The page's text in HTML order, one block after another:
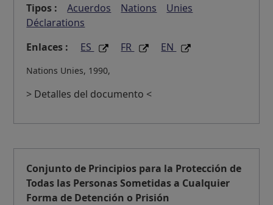
Tipos :
Acuerdos Nations
Unies
Déclarations
Enlaces :
ES FR EN
Nations Unies, 1990,
> Detalles del documento <
Conjunto de Principios para la Protección de
Todas las Personas Sometidas a Cualquier
Forma de Detención o Prisión